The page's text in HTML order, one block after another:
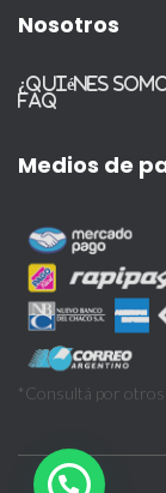
Nosotros
¿Quiénes
FAQ
Medios de
*Consultá por otros